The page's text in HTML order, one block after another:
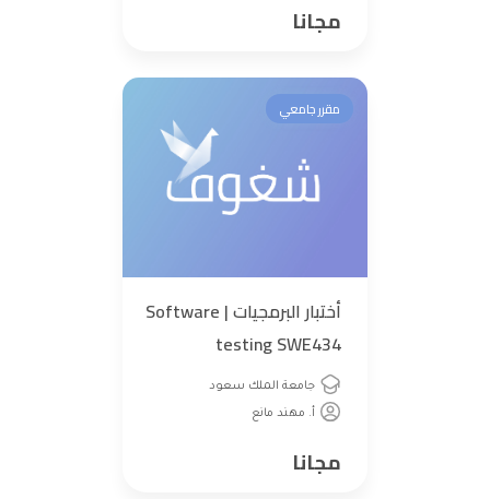
مجانا
مقرر جامعي
أختبار البرمجيات | Software
testing SWE434
جامعة الملك سعود
أ. مهند مانع
مجانا